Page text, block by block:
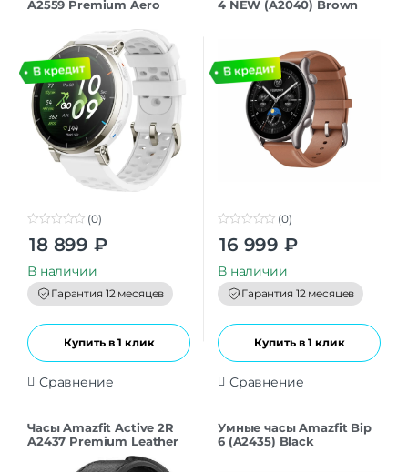
A2559 Premium Aero
t
o
f
5
(0)
18 899 ₽
В наличии
Гарантия 12 месяцев
Купить в 1 клик
Сравнение
4 NEW (A2040) Brown
t
o
f
5
(0)
16 999 ₽
В наличии
Гарантия 12 месяцев
Купить в 1 клик
Сравнение
Часы Amazfit Active 2R
A2437 Premium Leather
Black (24376535137906)
Умные часы Amazfit Bip
6 (A2435) Black